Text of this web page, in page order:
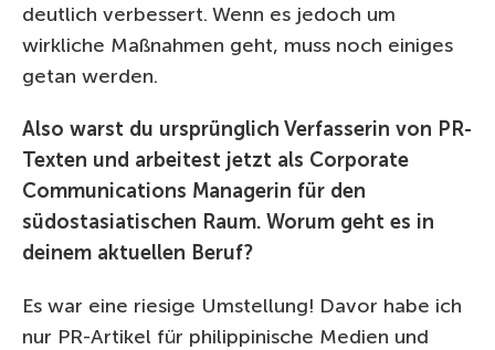
deutlich verbessert. Wenn es jedoch um
wirkliche Maßnahmen geht, muss noch einiges
getan werden.
Also warst du ursprünglich Verfasserin von PR-
Texten und arbeitest jetzt als Corporate
Communications Managerin für den
südostasiatischen Raum. Worum geht es in
deinem aktuellen Beruf?
Es war eine riesige Umstellung! Davor habe ich
nur PR-Artikel für philippinische Medien und